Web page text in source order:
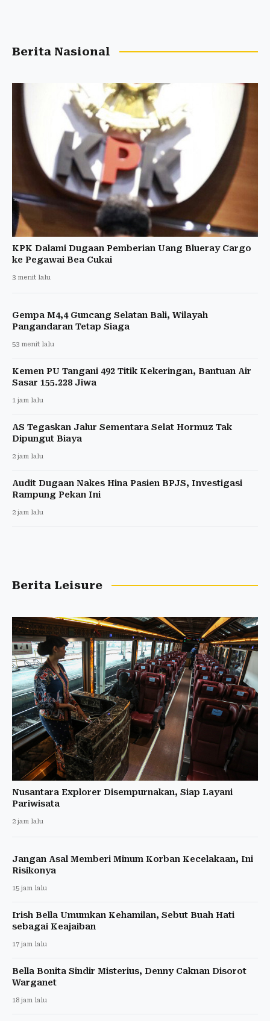
Berita Nasional
KPK Dalami Dugaan Pemberian Uang Blueray Cargo
ke Pegawai Bea Cukai
3 menit lalu
Gempa M4,4 Guncang Selatan Bali, Wilayah
Pangandaran Tetap Siaga
53 menit lalu
Kemen PU Tangani 492 Titik Kekeringan, Bantuan Air
Sasar 155.228 Jiwa
1 jam lalu
AS Tegaskan Jalur Sementara Selat Hormuz Tak
Dipungut Biaya
2 jam lalu
Audit Dugaan Nakes Hina Pasien BPJS, Investigasi
Rampung Pekan Ini
2 jam lalu
Berita Leisure
Nusantara Explorer Disempurnakan, Siap Layani
Pariwisata
2 jam lalu
Jangan Asal Memberi Minum Korban Kecelakaan, Ini
Risikonya
15 jam lalu
Irish Bella Umumkan Kehamilan, Sebut Buah Hati
sebagai Keajaiban
17 jam lalu
Bella Bonita Sindir Misterius, Denny Caknan Disorot
Warganet
18 jam lalu